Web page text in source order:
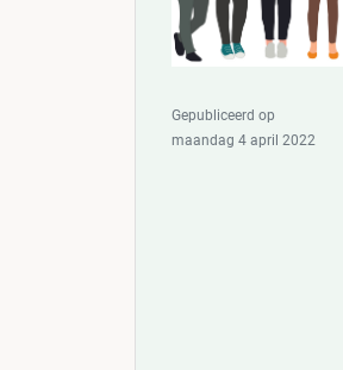
Gepubliceerd op
maandag 4 april 2022